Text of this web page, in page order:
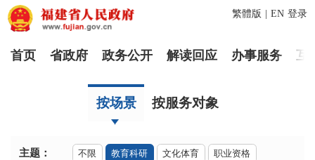
登录
繁體版 EN
首页 省政府 政务公开 解读回应 办事服务 互
按场景 按服务对象
主题： 不限 教育科研 文化体育 职业资格